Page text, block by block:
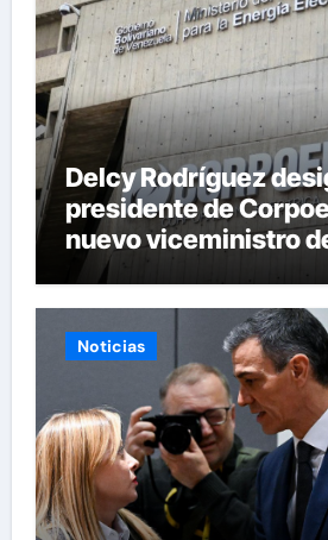
Delcy Rodríguez
presidente de
nuevo viceministro
Eléctricos
Noticias